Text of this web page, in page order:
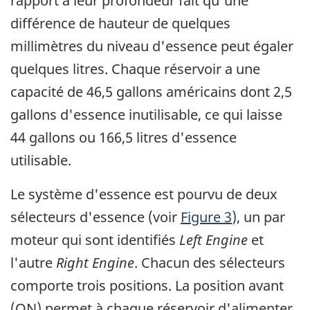
différence de hauteur de quelques
millimètres du niveau d'essence peut égaler
quelques litres. Chaque réservoir a une
capacité de 46,5 gallons américains dont 2,5
gallons d'essence inutilisable, ce qui laisse
44 gallons ou 166,5 litres d'essence
utilisable.
Le système d'essence est pourvu de deux
sélecteurs d'essence (voir Figure 3), un par
moteur qui sont identifiés Left Engine et
l'autre Right Engine. Chacun des sélecteurs
comporte trois positions. La position avant